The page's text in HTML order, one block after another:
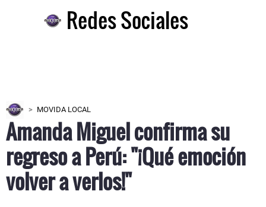
Redes Sociales
MOVIDA LOCAL
Amanda Miguel confirma su
regreso a Perú: "¡Qué emoción
volver a verlos!"